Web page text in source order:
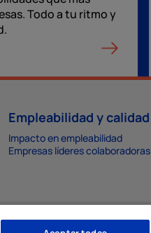
Todo a tu ritmo y
Empleabilidad y calidad
Impacto en empleabilidad
Empresas líderes colaboradoras